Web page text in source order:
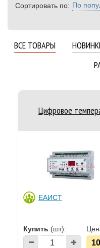
Сортировать по: По
ВСЕ ТОВАРЫ
Цифровое
ЕАИСТ
Купить (шт):